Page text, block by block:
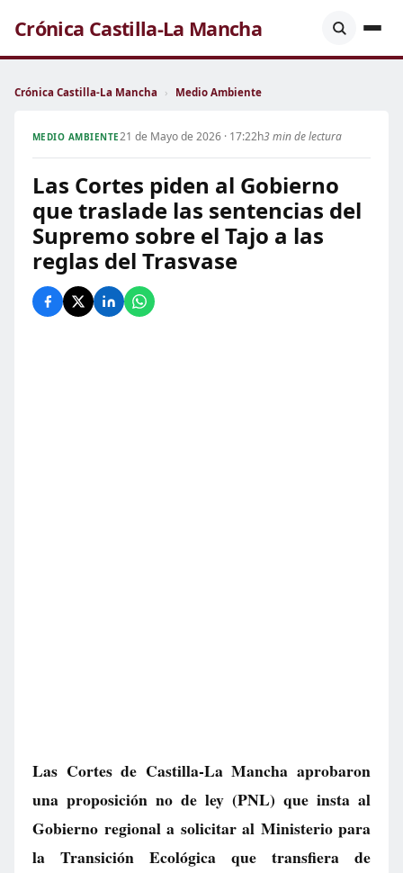
Crónica Castilla-La Mancha
Crónica Castilla-La Mancha › Medio Ambiente
MEDIO AMBIENTE21 de Mayo de 2026 · 17:22h3 min de lectura
Las Cortes piden al Gobierno
que traslade las sentencias del
Supremo sobre el Tajo a las
reglas del Trasvase
Las Cortes de Castilla-La Mancha aprobaron
una proposición no de ley (PNL) que insta al
Gobierno regional a solicitar al Ministerio para
la Transición Ecológica que transfiera de